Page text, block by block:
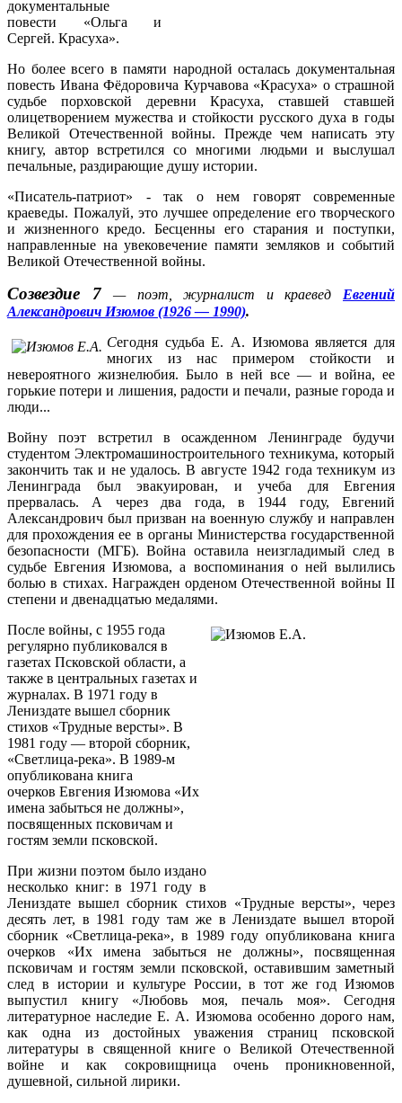
документальные
повести «Ольга и
Сергей. Красуха».
Но более всего в памяти народной осталась документальная
повесть Ивана Фёдоровича Курчавова «Красуха» о страшной
судьбе порховской деревни Красуха, ставшей ставшей
олицетворением мужества и стойкости русского духа в годы
Великой Отечественной войны. Прежде чем написать эту
книгу, автор встретился со многими людьми и выслушал
печальные, раздирающие душу истории.
«Писатель-патриот» - так о нем говорят современные
краеведы. Пожалуй, это лучшее определение его творческого
и жизненного кредо. Бесценны его старания и поступки,
направленные на увековечение памяти земляков и событий
Великой Отечественной войны.
Созвездие 7— поэт, журналист и краевед Евгений
Александрович Изюмов (1926 — 1990).
Сегодня судьба Е. А. Изюмова является для
многих из нас примером стойкости и
невероятного жизнелюбия. Было в ней все — и война, ее
горькие потери и лишения, радости и печали, разные города и
люди...
Войну поэт встретил в осажденном Ленинграде будучи
студентом Электромашиностроительного техникума, который
закончить так и не удалось. В августе 1942 года техникум из
Ленинграда был эвакуирован, и учеба для Евгения
прервалась. А через два года, в 1944 году, Евгений
Александрович был призван на военную службу и направлен
для прохождения ее в органы Министерства государственной
безопасности (МГБ). Война оставила неизгладимый след в
судьбе Евгения Изюмова, а воспоминания о ней вылились
болью в стихах. Награжден орденом Отечественной войны II
степени и двенадцатью медалями.
После войны, с 1955 года
регулярно публиковался в
газетах Псковской области, а
также в центральных газетах и
журналах. В 1971 году в
Лениздате вышел сборник
стихов «Трудные версты». В
1981 году — второй сборник,
«Светлица-река». В 1989-м
опубликована книга
очерков Евгения Изюмова «Их
имена забыться не должны»,
посвященных псковичам и
гостям земли псковской.
При жизни поэтом было издано
несколько книг: в 1971 году в
Лениздате вышел сборник стихов «Трудные версты», через
десять лет, в 1981 году там же в Лениздате вышел второй
сборник «Светлица-река», в 1989 году опубликована книга
очерков «Их имена забыться не должны», посвященная
псковичам и гостям земли псковской, оставившим заметный
след в истории и культуре России, в тот же год Изюмов
выпустил книгу «Любовь моя, печаль моя». Сегодня
литературное наследие Е. А. Изюмова особенно дорого нам,
как одна из достойных уважения страниц псковской
литературы в священной книге о Великой Отечественной
войне и как сокровищница очень проникновенной,
душевной, сильной лирики.